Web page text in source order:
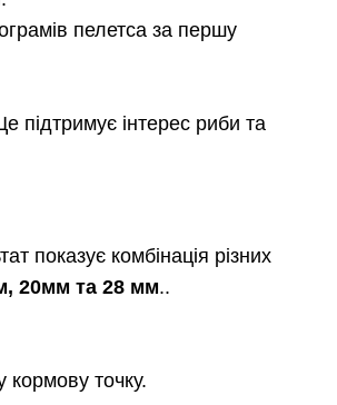
пелетса за першу
підтримує інтерес риби та
показує комбінація різних
20мм та 28 мм..
кормову точку.